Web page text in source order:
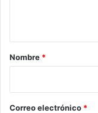
r
*
Nombre *
Correo electrónico *